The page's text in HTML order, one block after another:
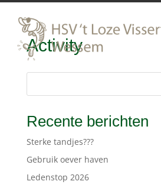
Activity
Recente berichten
Sterke tandjes???
Gebruik oever haven
Ledenstop 2026